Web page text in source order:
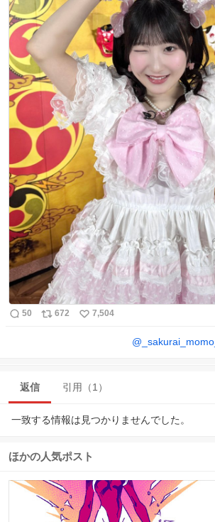
50 672 7,504
@ _sakurai_momo_
返信 引用（1）
一致する情報は見つかりませんでした。
ほかの人気ポスト